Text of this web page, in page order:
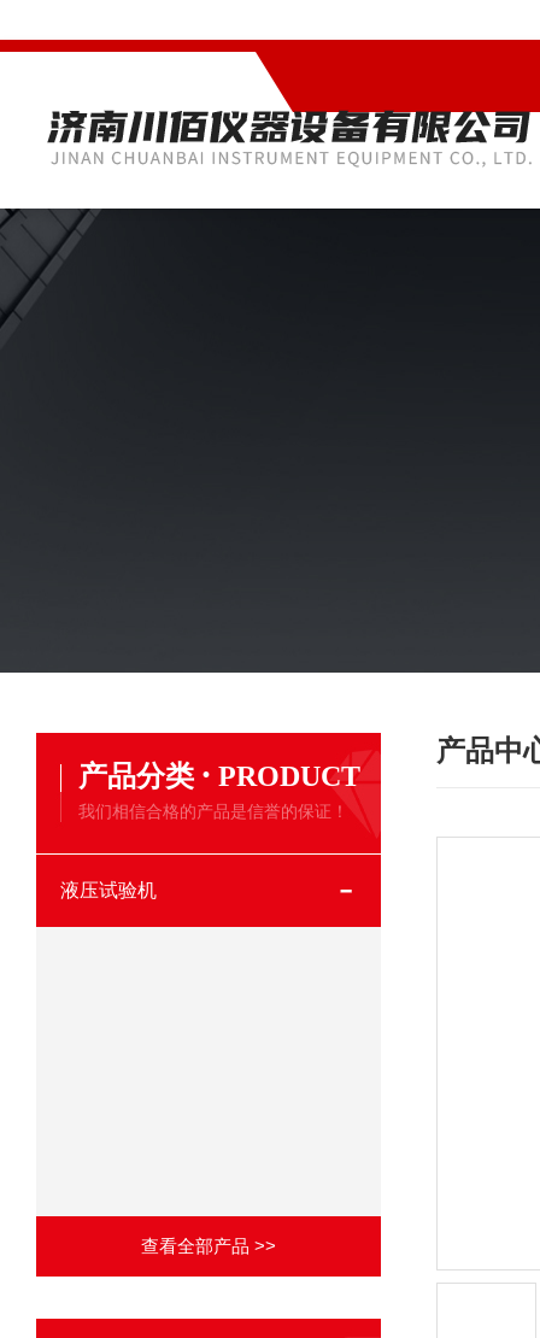
产品分类 · PRODUCT
我们相信合格的产品是信誉的保证！
液压试验机
查看全部产品 >>
产品中